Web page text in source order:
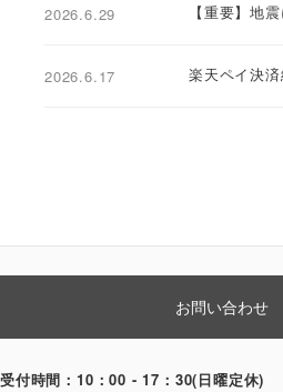
2026.6.29 【重要】地
2026.6.17 楽天ペイ決
お問い合わせ
ご注文前のお問い合
受付時間：10：00 - 17：30(日曜定休)